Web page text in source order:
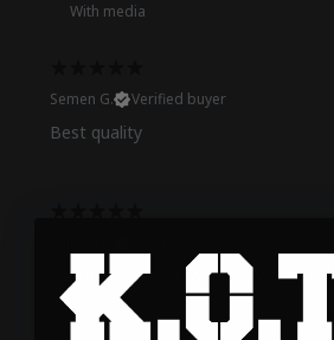
With media
Semen G.
Verified buyer
Best quality
Fantastic service for a more